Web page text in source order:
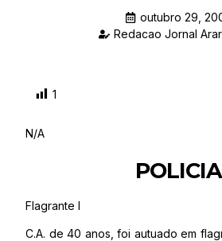
outubro 29,
Redacao Jornal
1
N/A
POLICIA
Flagrante I
C.A. de 40 anos, foi autuado em